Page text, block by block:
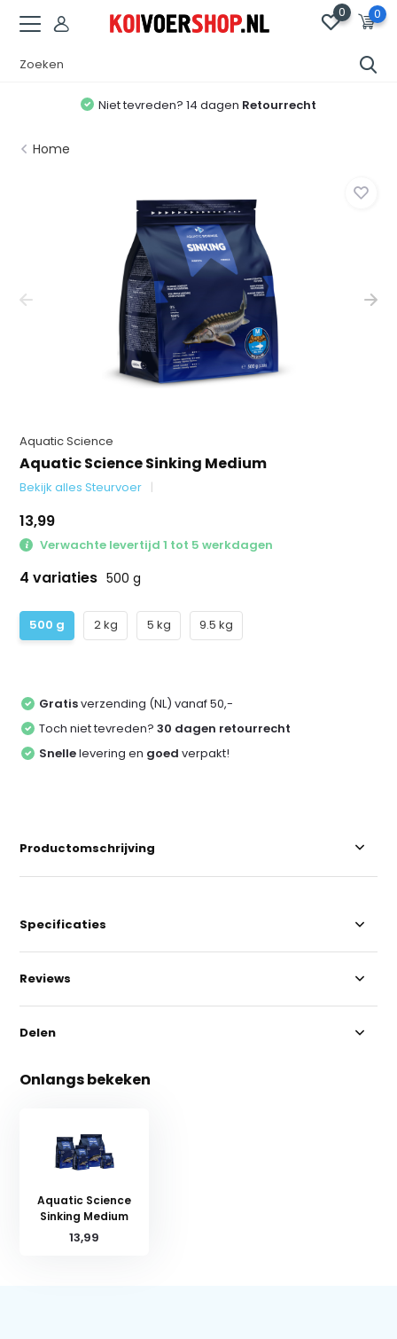
0 0
Niet tevreden? 14 dagen Retourrecht
Home
Aquatic Science
Aquatic Science Sinking Medium
Bekijk alles Steurvoer
13,99
Verwachte levertijd 1 tot 5 werkdagen
4 variaties 500 g
500 g 2 kg 5 kg 9.5 kg
Gratisverzending (NL) vanaf 50,-
Toch niet tevreden?30 dagen retourrecht
Snellelevering en goed verpakt!
Productomschrijving
Specificaties
Reviews
Delen
Onlangs bekeken
Aquatic Science
Sinking Medium
13,99